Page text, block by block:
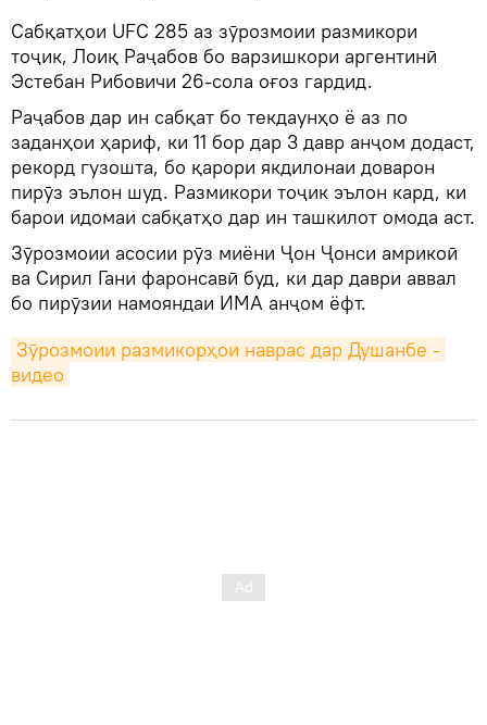
Сабқатҳои UFC 285 аз зӯрозмоии размикори
тоҷик, Лоиқ Раҷабов бо варзишкори аргентинӣ
Эстебан Рибовичи 26-сола оғоз гардид.
Раҷабов дар ин сабқат бо текдаунҳо ё аз по
заданҳои ҳариф, ки 11 бор дар 3 давр анҷом додаст,
рекорд гузошта, бо қарори якдилонаи доварон
пирӯз эълон шуд. Размикори тоҷик эълон кард, ки
барои идомаи сабқатҳо дар ин ташкилот омода аст.
Зӯрозмоии асосии рӯз миёни Ҷон Ҷонси амрикоӣ
ва Сирил Гани фаронсавӣ буд, ки дар даври аввал
бо пирӯзии намояндаи ИМА анҷом ёфт.
Зӯрозмоии размикорҳои наврас дар Душанбе -
видео